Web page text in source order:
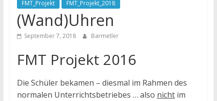
FMT_Projekt FMT_Projekt_2018
(Wand)Uhren
September 7, 2018 Barmetler
FMT Projekt 2016
Die Schüler bekamen – diesmal im Rahmen des
normalen Unterrichtsbetriebes … also nichtim